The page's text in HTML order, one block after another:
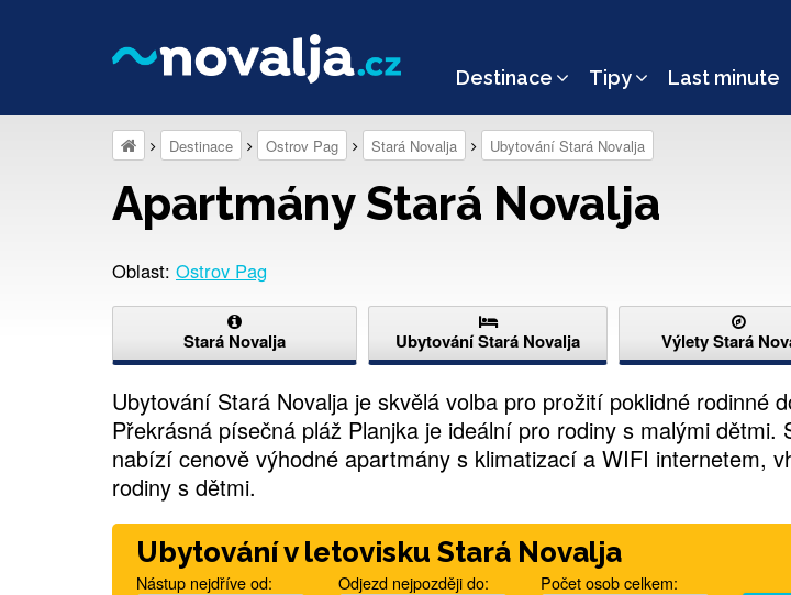
Destinace Tipy Last minute
Destinace Ostrov Pag Stará Novalja Ubytování Stará Novalja
Apartmány Stará Novalja
Oblast: Ostrov Pag
Stará Novalja Ubytování Stará Novalja Výlety Stará
Ubytování Stará Novalja je skvělá volba pro prožití poklidné rodinné
Překrásná písečná pláž Planjka je ideální pro rodiny s malými dětmi.
nabízí cenově výhodné apartmány s klimatizací a WIFI internetem,
rodiny s dětmi.
Ubytování v letovisku Stará Novalja
Nástup nejdříve od: Odjezd nejpozději do:
Počet osob celkem: